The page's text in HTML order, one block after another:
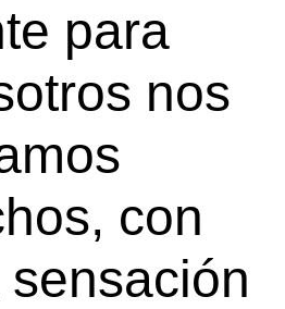
para
nos
con